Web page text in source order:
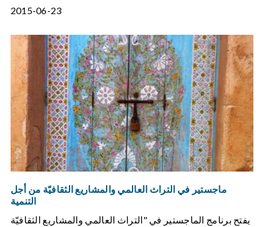
2015-06-23
ماجستير في التراث العالمي والمشاريع الثقافيّة من أجل
التنمية
يفتح برنامج الماجستير في "التراث العالمي والمشاريع الثقافيّة